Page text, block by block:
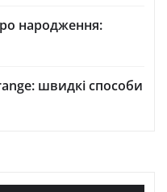
народження:
швидкі способи